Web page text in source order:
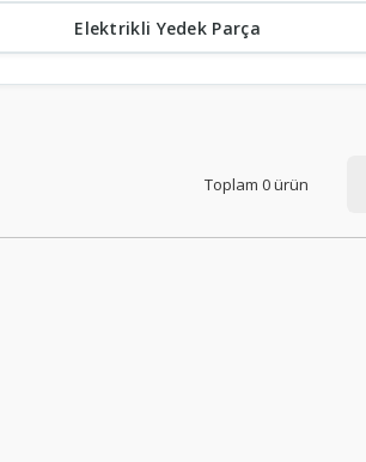
Elektrikli Yedek Parça
Toplam 0 ürün